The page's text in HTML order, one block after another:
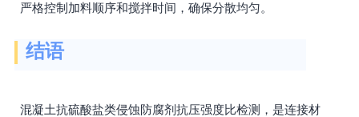
严格控制加料顺序和搅拌时间，确保分散均匀。
结语
混凝土抗硫酸盐类侵蚀防腐剂抗压强度比检测，是连接材